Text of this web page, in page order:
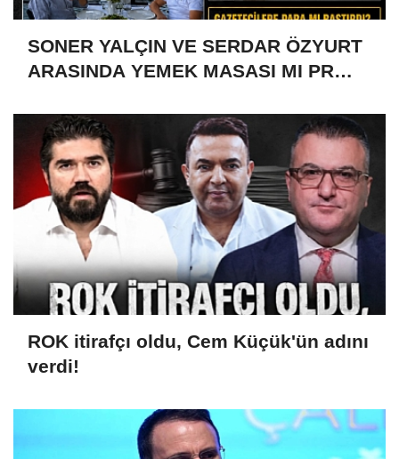
SONER YALÇIN VE SERDAR ÖZYURT
ARASINDA YEMEK MASASI MI PR
ROK itirafçı oldu, Cem Küçük'ün adını
verdi!